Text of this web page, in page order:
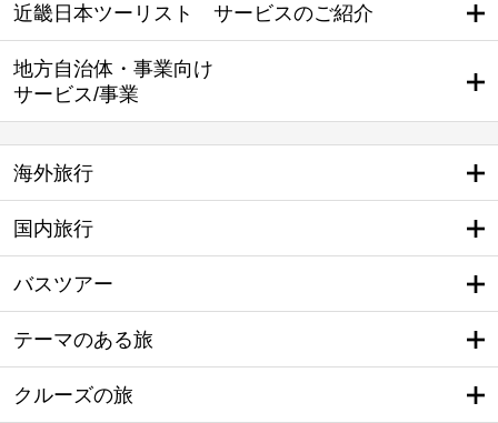
近畿日本ツーリスト サービスのご紹介
地方自治体・事業向け
サービス/事業
海外旅行
国内旅行
バスツアー
テーマのある旅
クルーズの旅